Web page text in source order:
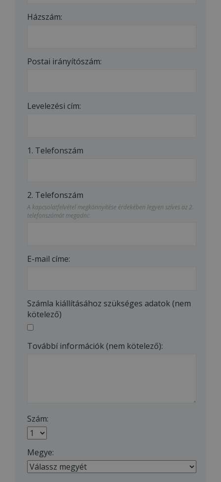
Házszám:
Postai irányítószám:
Levelezési cím:
1. Telefonszám
2. Telefonszám
A kapcsolatfelvétel megkönnyítése érdekében legyen szíves az 2.
telefonszámát megadni:
E-mail címe:
Számla kiállításához szükséges adatok (nem
kötelező)
Továbbí információk (nem kötelező):
Szám:
Megye: